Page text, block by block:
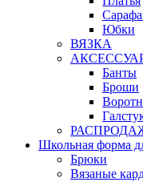
Юбки
ВЯЗКА
Банты
Броши
Школьная форма
Брюки
Вязаные